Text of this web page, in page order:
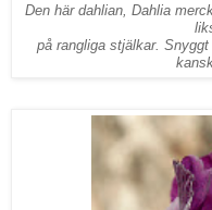
Den här dahlian, Dahlia
på rangliga stjälkar.